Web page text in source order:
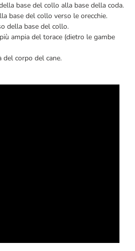
base del collo alla base della coda.
base del collo verso le orecchie.
della base del collo.
ampia del torace (dietro le gambe
corpo del cane.